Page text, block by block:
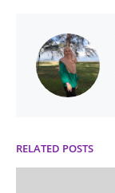
RELATED POSTS